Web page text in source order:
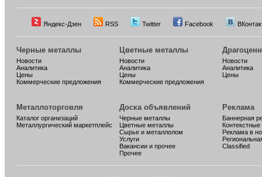
Яндекс-Дзен RSS Twitter Facebook
Черные металлы
Новости
Аналитика
Цены
Коммерческие предложения
Цветные металлы
Новости
Аналитика
Цены
Коммерческие предложения
Новости
Аналитика
Цены
Металлоторговля
Каталог организаций
Металлургический маркетплейс
Доска объявлений
Черные металлы
Цветные металлы
Сырье и металлолом
Услуги
Вакансии и прочее
Прочее
Реклама
Баннерная
Реклама в
Classified